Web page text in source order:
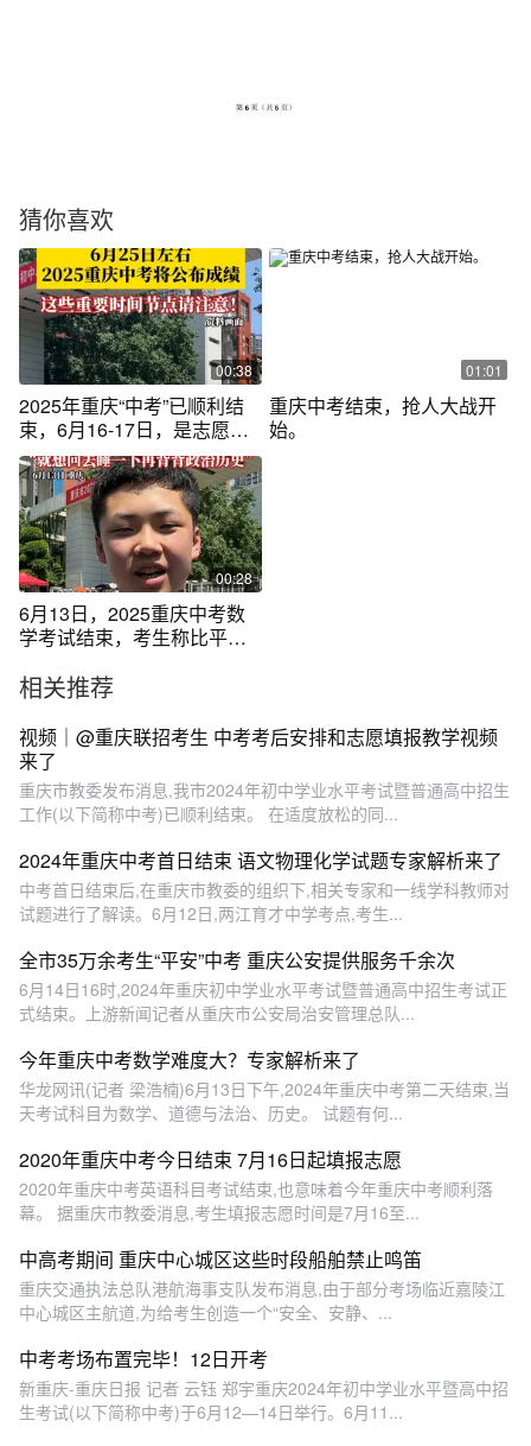
猜你喜欢
00:38
2025年重庆“中考”已顺利结
束，6月16-17日，是志愿填
报时间，#2025重庆中考25
日左右将公布成绩 。市教委
特别提醒，不要听信通过交
费可以读某某高中的传言，
谨防上当受骗。
01:01
重庆中考结束，抢人大战开
始。
00:28
6月13日，2025重庆中考数
学考试结束，考生称比平时
伏，如果做的都做对了，感
觉还行！现在只想回去睡一
觉，再背背政治历史。#中考
加油 #学生时代
相关推荐
视频｜@重庆联招考生 中考考后安排和志愿填报教学视频
来了
重庆市教委发布消息,我市2024年初中学业水平考试暨普通高中招生
工作(以下简称中考)已顺利结束。 在适度放松的同...
2024年重庆中考首日结束 语文物理化学试题专家解析来了
中考首日结束后,在重庆市教委的组织下,相关专家和一线学科教师对
试题进行了解读。6月12日,两江育才中学考点,考生...
全市35万余考生“平安”中考 重庆公安提供服务千余次
6月14日16时,2024年重庆初中学业水平考试暨普通高中招生考试正
式结束。上游新闻记者从重庆市公安局治安管理总队...
今年重庆中考数学难度大？专家解析来了
华龙网讯(记者 梁浩楠)6月13日下午,2024年重庆中考第二天结束,当
天考试科目为数学、道德与法治、历史。 试题有何...
2020年重庆中考今日结束 7月16日起填报志愿
2020年重庆中考英语科目考试结束,也意味着今年重庆中考顺利落
幕。 据重庆市教委消息,考生填报志愿时间是7月16至...
中高考期间 重庆中心城区这些时段船舶禁止鸣笛
重庆交通执法总队港航海事支队发布消息,由于部分考场临近嘉陵江
中心城区主航道,为给考生创造一个“安全、安静、...
中考考场布置完毕！12日开考
新重庆-重庆日报 记者 云钰 郑宇重庆2024年初中学业水平暨高中招
生考试(以下简称中考)于6月12—14日举行。6月11...